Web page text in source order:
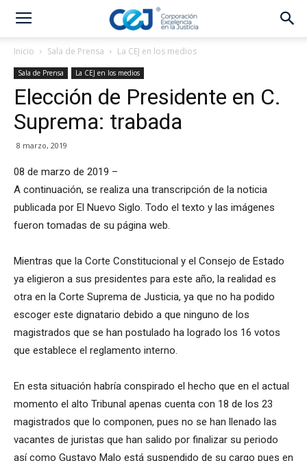
Inicio Sala de Prensa La CEJ en los medios
Sala de Prensa La CEJ en los medios
Elección de Presidente en C.
Suprema: trabada
8 marzo, 2019
08 de marzo de 2019 –
A continuación, se realiza una transcripción de la noticia
publicada por El Nuevo Siglo. Todo el texto y las imágenes
fueron tomadas de su página web.
Mientras que la Corte Constitucional y el Consejo de Estado
ya eligieron a sus presidentes para este año, la realidad es
otra en la Corte Suprema de Justicia, ya que no ha podido
escoger este dignatario debido a que ninguno de los
magistrados que se han postulado ha logrado los 16 votos
que establece el reglamento interno.
En esta situación habría conspirado el hecho que en el actual
momento el alto Tribunal apenas cuenta con 18 de los 23
magistrados que lo componen, pues no se han llenado las
vacantes de juristas que han salido por finalizar su periodo
así como Gustavo Malo está suspendido de su cargo pues en